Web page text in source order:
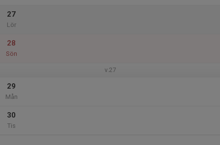
27
Lör
28
Sön
v.27
29
Mån
30
Tis